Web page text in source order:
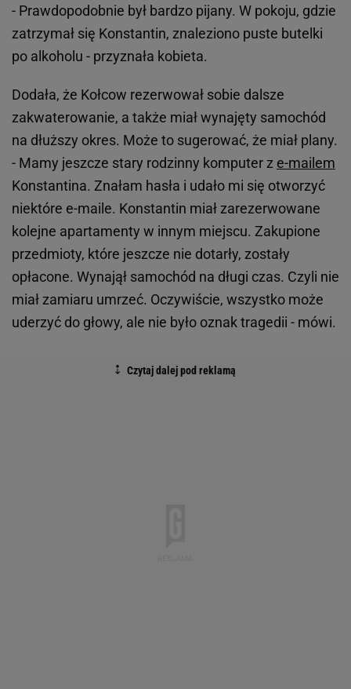
- Prawdopodobnie był bardzo pijany. W pokoju, gdzie
zatrzymał się Konstantin, znaleziono puste butelki
po alkoholu - przyznała kobieta.
Dodała, że Kołcow rezerwował sobie dalsze
zakwaterowanie, a także miał wynajęty samochód
na dłuższy okres. Może to sugerować, że miał plany.
- Mamy jeszcze stary rodzinny komputer z e-mailem
Konstantina. Znałam hasła i udało mi się otworzyć
niektóre e-maile. Konstantin miał zarezerwowane
kolejne apartamenty w innym miejscu. Zakupione
przedmioty, które jeszcze nie dotarły, zostały
opłacone. Wynajął samochód na długi czas. Czyli nie
miał zamiaru umrzeć. Oczywiście, wszystko może
uderzyć do głowy, ale nie było oznak tragedii - mówi.